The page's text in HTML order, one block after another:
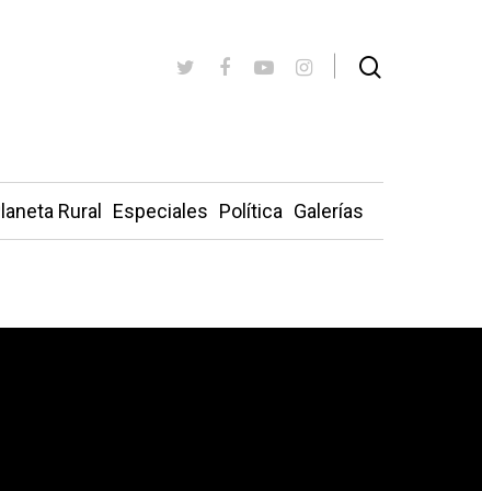
Rural Especiales Política Galerías